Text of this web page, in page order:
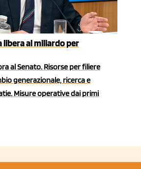
libera al miliardo per
al Senato. Risorse per filiere
generazionale, ricerca e
Misure operative dai primi